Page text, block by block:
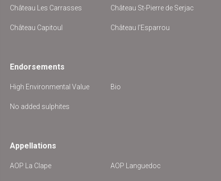
Château Les Carrasses Château St-Pierre de Serjac
Château Capitoul Château l'Esparrou
Endorsements
High Environmental Value Bio
No added sulphites
Appellations
AOP La Clape AOP Languedoc